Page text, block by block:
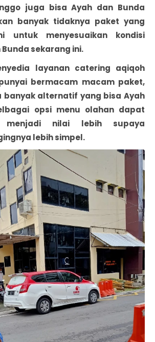
juga bisa Ayah dan Bunda
banyak tidaknya paket yang
untuk menyesuaikan kondisi
sekarang ini.
layanan catering aqiqoh
bermacam macam paket,
banyak alternatif yang bisa Ayah
opsi menu olahan dapat
nilai lebih supaya
lebih simpel.